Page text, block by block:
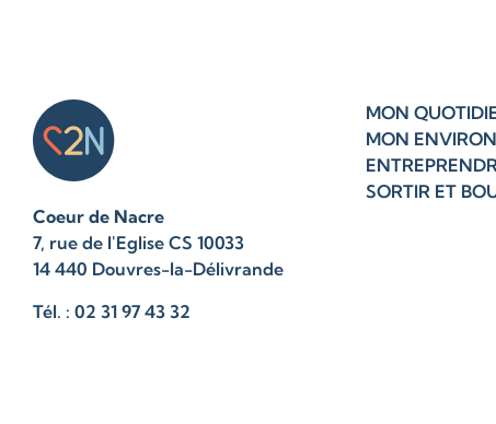
Coeur de Nacre
7, rue de l'Eglise CS 10033
14 440 Douvres-la-Délivrande
Tél. : 02 31 97 43 32
MON
MON
SORTIR ET